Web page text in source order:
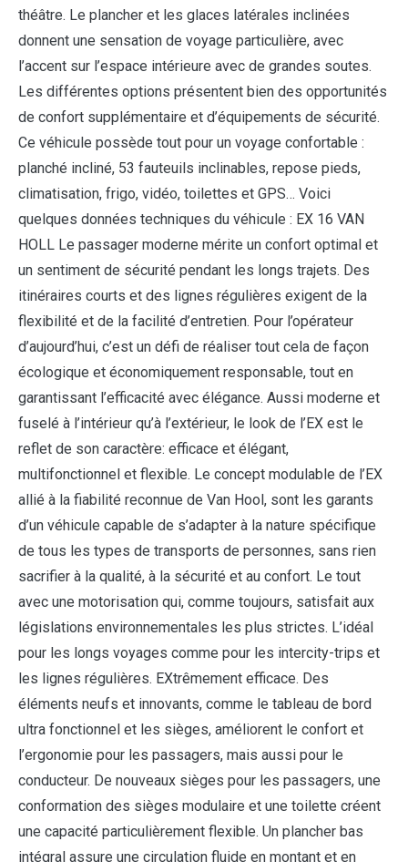
théâtre. Le plancher et les glaces latérales inclinées
donnent une sensation de voyage particulière, avec
l’accent sur l’espace intérieure avec de grandes soutes.
Les différentes options présentent bien des opportunités
de confort supplémentaire et d’équipements de sécurité.
Ce véhicule possède tout pour un voyage confortable :
planché incliné, 53 fauteuils inclinables, repose pieds,
climatisation, frigo, vidéo, toilettes et GPS… Voici
quelques données techniques du véhicule : EX 16 VAN
HOLL Le passager moderne mérite un confort optimal et
un sentiment de sécurité pendant les longs trajets. Des
itinéraires courts et des lignes régulières exigent de la
flexibilité et de la facilité d’entretien. Pour l’opérateur
d’aujourd’hui, c’est un défi de réaliser tout cela de façon
écologique et économiquement responsable, tout en
garantissant l’efficacité avec élégance. Aussi moderne et
fuselé à l’intérieur qu’à l’extérieur, le look de l’EX est le
reflet de son caractère: efficace et élégant,
multifonctionnel et flexible. Le concept modulable de l’EX
allié à la fiabilité reconnue de Van Hool, sont les garants
d’un véhicule capable de s’adapter à la nature spécifique
de tous les types de transports de personnes, sans rien
sacrifier à la qualité, à la sécurité et au confort. Le tout
avec une motorisation qui, comme toujours, satisfait aux
législations environnementales les plus strictes. L’idéal
pour les longs voyages comme pour les intercity-trips et
les lignes régulières. EXtrêmement efficace. Des
éléments neufs et innovants, comme le tableau de bord
ultra fonctionnel et les sièges, améliorent le confort et
l’ergonomie pour les passagers, mais aussi pour le
conducteur. De nouveaux sièges pour les passagers, une
conformation des sièges modulaire et une toilette créent
une capacité particulièrement flexible. Un plancher bas
intégral assure une circulation fluide en montant et en